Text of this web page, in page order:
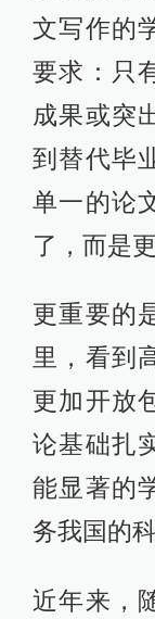
文写作的
要求：只
成果或突
到替代毕
单一的论
了，而是
更重要的
里，看到
更加开放
论基础扎
能显著的
务我国的
近年来，